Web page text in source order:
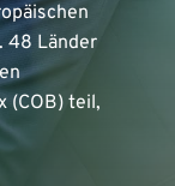
48 Länder
(COB) teil,